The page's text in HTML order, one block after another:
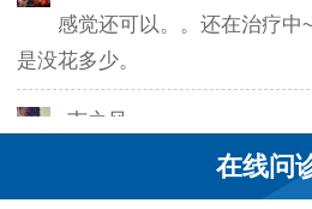
感觉还可以。。还在治疗中
是没花多少。
韦之风：
在线问